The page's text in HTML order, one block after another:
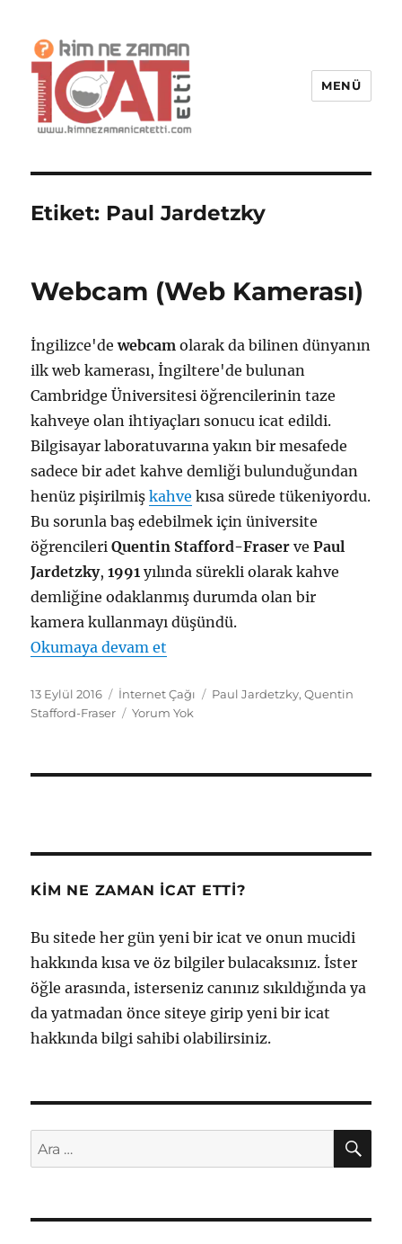
MENÜ
Etiket: Paul Jardetzky
Webcam (Web Kamerası)
İngilizce'dewebcam olarak da bilinen dünyanın
ilk web kamerası, İngiltere'de bulunan
Cambridge Üniversitesi öğrencilerinin taze
kahveye olan ihtiyaçları sonucu icat edildi.
Bilgisayar laboratuvarına yakın bir mesafede
sadece bir adet kahve demliği bulunduğundan
henüz pişirilmişkahve kısa sürede tükeniyordu.
Bu sorunla baş edebilmek için üniversite
öğrencileriQuentin Stafford-Fraser vePaul
Jardetzky,1991 yılında sürekli olarak kahve
demliğine odaklanmış durumda olan bir
kamera kullanmayı düşündü.
Okumaya devam et
Yayın
tarihi
13 Eylül 2016 Kategoriler
İnternet Çağı Etiketler
Paul Jardetzky,Quentin
Stafford-Fraser
Yorum Yok
KIM NE ZAMAN İCAT ETTI?
Bu sitede her gün yeni bir icat ve onun mucidi
hakkında kısa ve öz bilgiler bulacaksınız. İster
öğle arasında, isterseniz canınız sıkıldığında ya
da yatmadan önce siteye girip yeni bir icat
hakkında bilgi sahibi olabilirsiniz.
Ara: